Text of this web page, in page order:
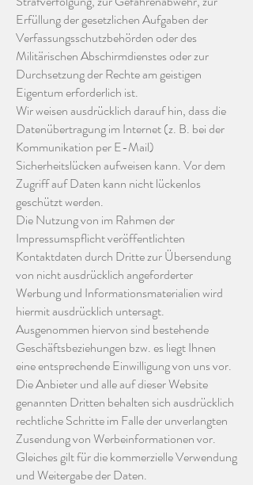
Erfüllung der gesetzlichen Aufgaben der
Verfassungsschutzbehörden oder des
Militärischen Abschirmdienstes oder zur
Durchsetzung der Rechte am geistigen
Eigentum erforderlich ist.
Wir weisen ausdrücklich darauf hin, dass die
Datenübertragung im Internet (z. B. bei der
Kommunikation per E-Mail)
Sicherheitslücken aufweisen kann. Vor dem
Zugriff auf Daten kann nicht lückenlos
geschützt werden.
Die Nutzung von im Rahmen der
Impressumspflicht veröffentlichten
Kontaktdaten durch Dritte zur Übersendung
von nicht ausdrücklich angeforderter
Werbung und Informationsmaterialien wird
hiermit ausdrücklich untersagt.
Ausgenommen hiervon sind bestehende
Geschäftsbeziehungen bzw. es liegt Ihnen
eine entsprechende Einwilligung von uns vor.
Die Anbieter und alle auf dieser Website
genannten Dritten behalten sich ausdrücklich
rechtliche Schritte im Falle der unverlangten
Zusendung von Werbeinformationen vor.
Gleiches gilt für die kommerzielle Verwendung
und Weitergabe der Daten.